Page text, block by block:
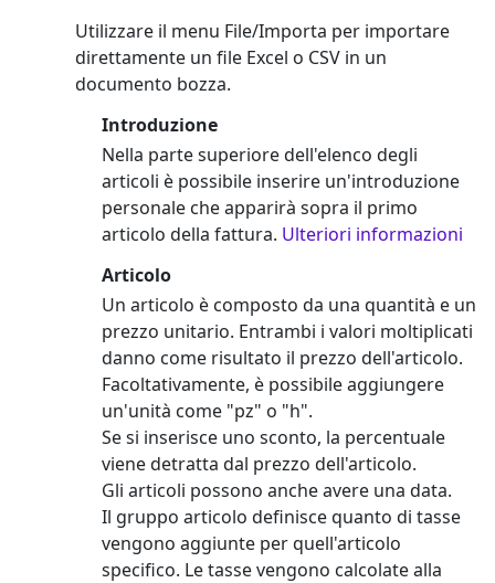
Utilizzare il menu File/Importa per importare
direttamente un file Excel o CSV in un
documento bozza.
Introduzione
Nella parte superiore dell'elenco degli
articoli è possibile inserire un'introduzione
personale che apparirà sopra il primo
articolo della fattura. Ulteriori informazioni
Articolo
Un articolo è composto da una quantità e un
prezzo unitario. Entrambi i valori moltiplicati
danno come risultato il prezzo dell'articolo.
Facoltativamente, è possibile aggiungere
un'unità come "pz" o "h".
Se si inserisce uno sconto, la percentuale
viene detratta dal prezzo dell'articolo.
Gli articoli possono anche avere una data.
Il gruppo articolo definisce quanto di tasse
vengono aggiunte per quell'articolo
specifico. Le tasse vengono calcolate alla